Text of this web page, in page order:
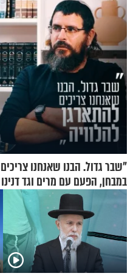
"שבר גדול. הבנו שאנחנו
במבחן, הפעם עם מרים וגד דנינו